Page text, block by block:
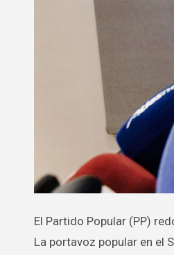
El Partido Popular (PP) redobla su ofensiva política contra los casos de corrupción vinculados al PSOE y el actual Gobierno.
La portavoz popular en el